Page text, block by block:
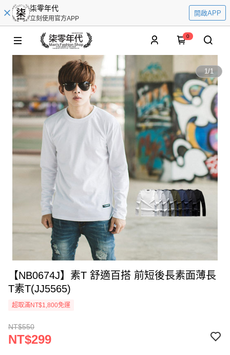
柒零年代
立刻使用官方APP
開啟APP
0
1/1
【NB0674J】素T 舒適百搭 前短後長素面薄長
T素T(JJ5565)
超取滿NT$1,800免運
NT$550
NT$299